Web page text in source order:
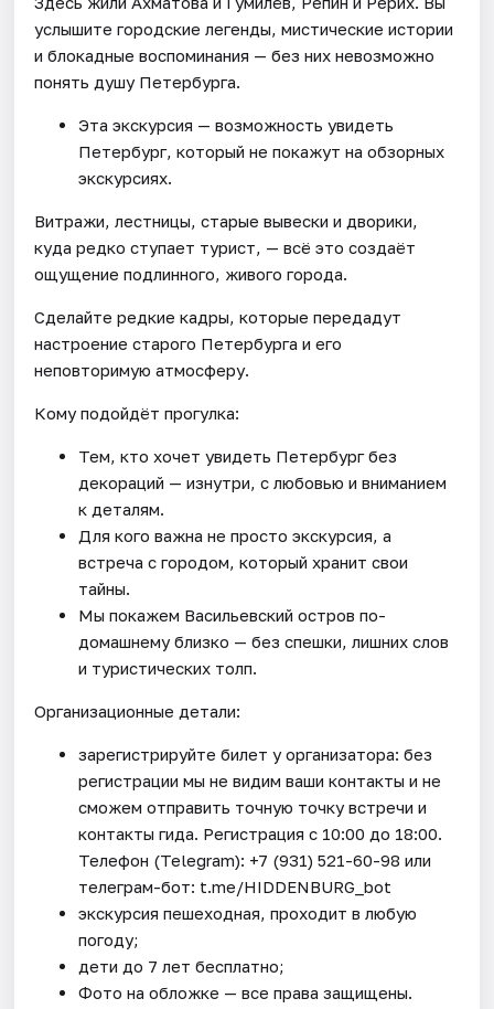
услышите городские легенды, мистические истории
и блокадные воспоминания — без них невозможно
понять душу Петербурга.
Эта экскурсия — возможность увидеть
Петербург, который не покажут на обзорных
экскурсиях.
Витражи, лестницы, старые вывески и дворики,
куда редко ступает турист, — всё это создаёт
ощущение подлинного, живого города.
Сделайте редкие кадры, которые передадут
настроение старого Петербурга и его
неповторимую атмосферу.
Кому подойдёт прогулка:
Тем, кто хочет увидеть Петербург без
декораций — изнутри, с любовью и вниманием
к деталям.
Для кого важна не просто экскурсия, а
встреча с городом, который хранит свои
тайны.
Мы покажем Васильевский остров по-
домашнему близко — без спешки, лишних слов
и туристических толп.
Организационные детали:
зарегистрируйте билет у организатора: без
регистрации мы не видим ваши контакты и не
сможем отправить точную точку встречи и
контакты гида. Регистрация с 10:00 до 18:00.
Телефон (Telegram): +7 (931) 521-60-98 или
телеграм-бот: t.me/HIDDENBURG_bot
экскурсия пешеходная, проходит в любую
погоду;
дети до 7 лет бесплатно;
Фото на обложке — все права защищены.